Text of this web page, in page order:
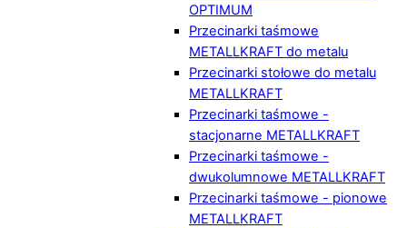
OPTIMUM
Przecinarki taśmowe
METALLKRAFT do metalu
Przecinarki stołowe do metalu
METALLKRAFT
Przecinarki taśmowe -
stacjonarne METALLKRAFT
Przecinarki taśmowe -
dwukolumnowe METALLKRAFT
Przecinarki taśmowe - pionowe
METALLKRAFT